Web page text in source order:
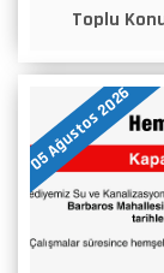
Toplu
05 Ağustos 2026